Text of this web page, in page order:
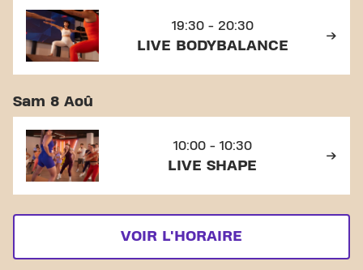
19:30 - 20:30
LIVE BODYBALANCE
Sam 8 Aoû
10:00 - 10:30
LIVE SHAPE
VOIR L'HORAIRE